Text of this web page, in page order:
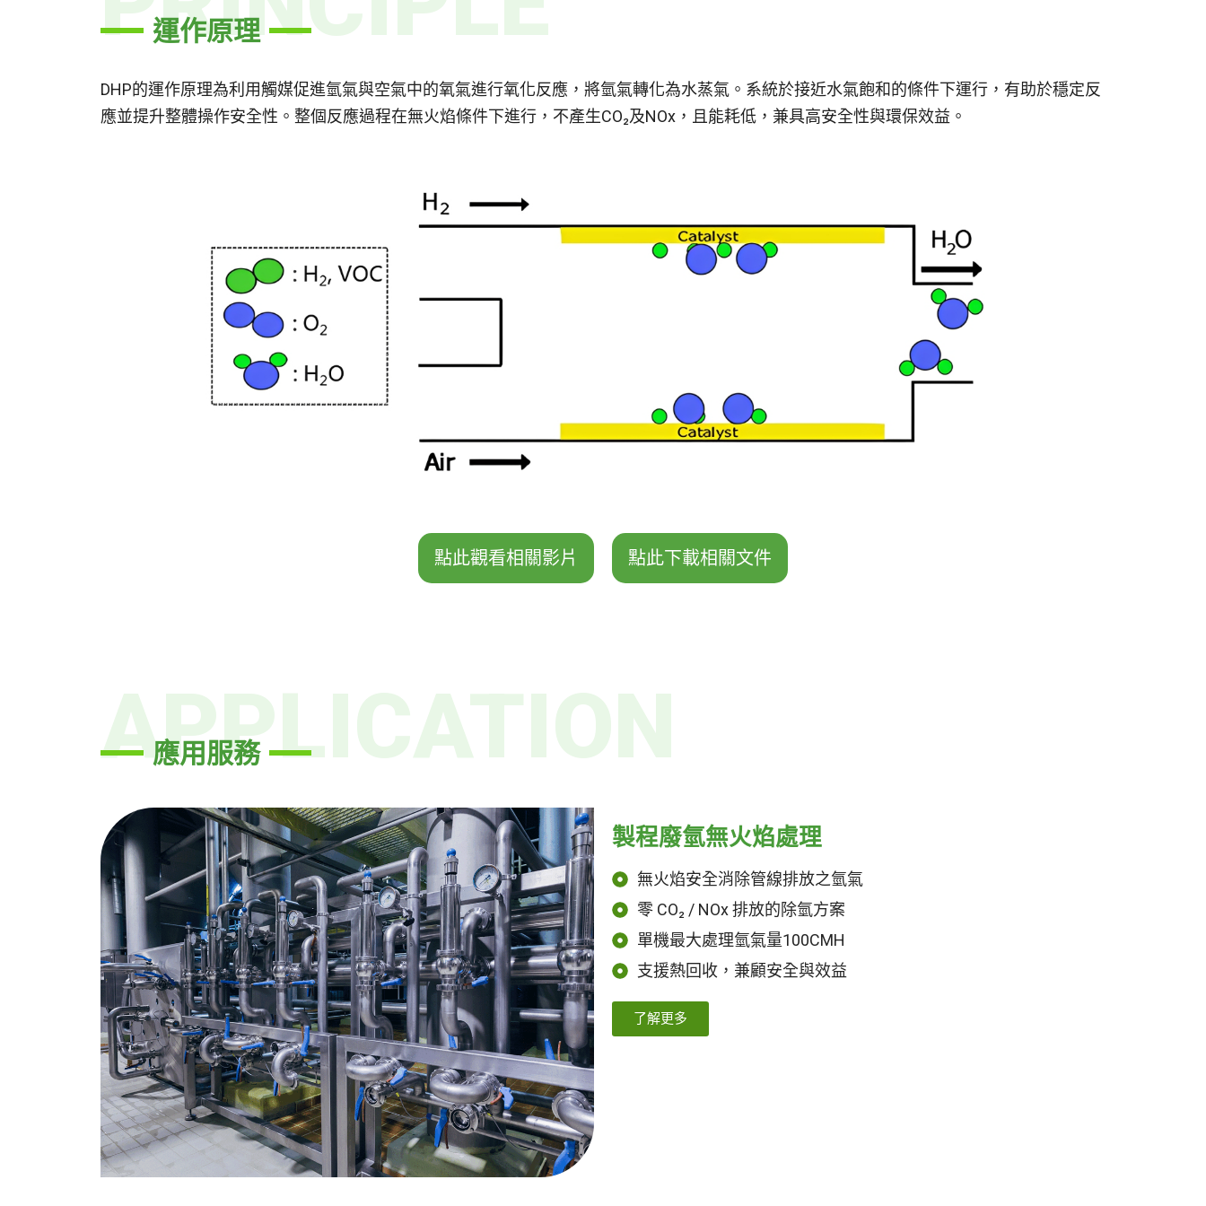
運作原理
DHP的運作原理為利用觸媒促進氫氣與空氣中的氧氣進行氧化反應，將氫氣轉化為水蒸氣。系統於接近水氣飽和的條件下運行，有助於穩定反
應並提升整體操作安全性。整個反應過程在無火焰條件下進行，不產生CO₂及NOx，且能耗低，兼具高安全性與環保效益。
點此觀看相關影片 點此下載相關文件
APPLICATION
應用服務
製程廢氫無火焰處理
無火焰安全消除管線排放之氫氣
零 CO₂ / NOx 排放的除氫方案
單機最大處理氫氣量100CMH
支援熱回收，兼顧安全與效益
了解更多